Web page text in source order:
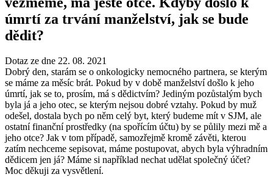
úmrtí za trvání manželství, jak se bude
dědit?
Dotaz ze dne 22. 08. 2021
Dobrý den, starám se o onkologicky nemocného partnera, se kterým
se máme za měsíc brát. Pokud by v době manželství došlo k jeho
úmrtí, jak se to, prosím, má s dědictvím? Jediným pozůstalým bych
byla já a jeho otec, se kterým nejsou dobré vztahy. Pokud by muž
odešel, dostala bych po něm celý byt, který budeme mít v SJM, ale
ostatní finanční prostředky (na spořícím účtu) by se půlily mezi mě a
jeho otce? Jak v tom případě, samozřejmě kromě závěti, kterou
zatím nechceme sepisovat, máme postupovat, abych byla výhradním
dědicem jen já? Máme si například nechat udělat společný účet?
Moc děkuji za vysvětlení.